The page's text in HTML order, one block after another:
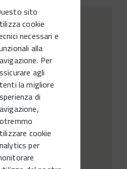
sito
cookie
necessari e
alla
Per
agli
la migliore
di
cookie
per